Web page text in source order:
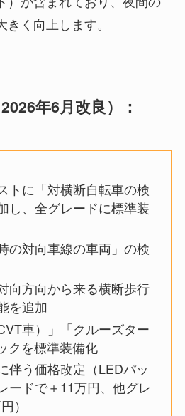
く向上します。
年6月改良）：
トに「対横断自転車の検
し、全グレードに標準装
の対向車線の車両」の検
向方向から来る横断歩行
を追加
車）」「クルーズター
クを標準装備化
伴う価格改定（LEDパッ
ードで＋11万円、他グレ
）